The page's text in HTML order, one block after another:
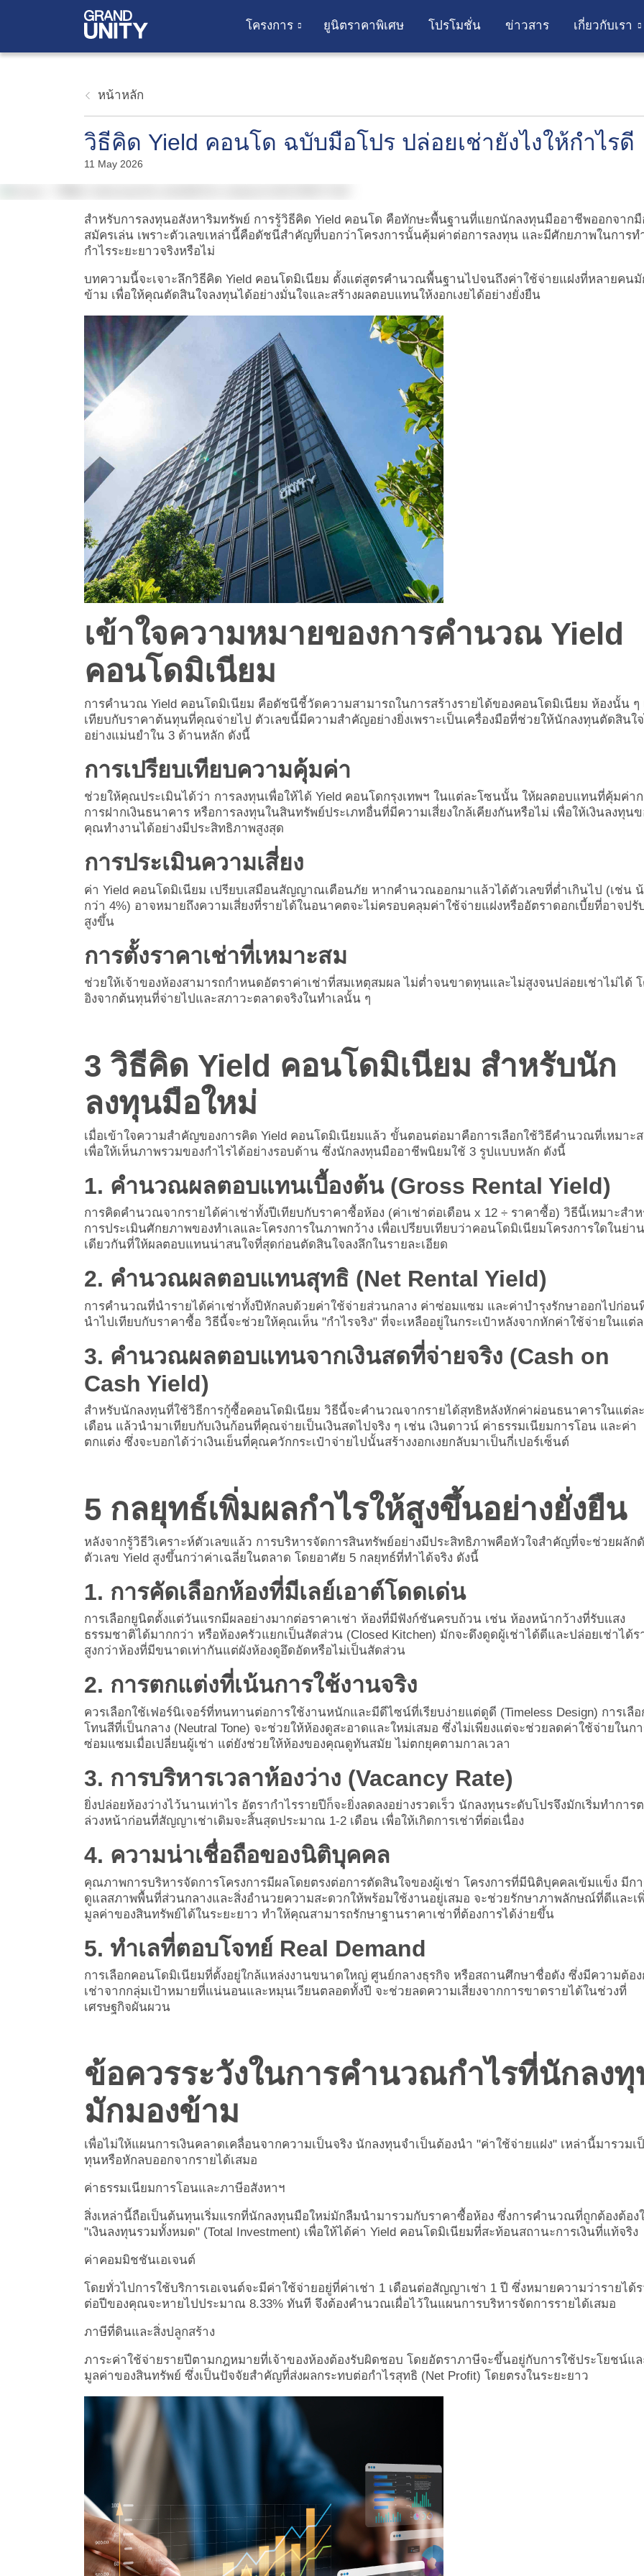
โครงการ ยูนิตราคาพิเศษ โปรโมชั่น ข่าวสาร เกี่ยวกับเรา
หน้าหลัก
วิธีคิด Yield คอนโด ฉบับมือโปร ปล่อยเช่ายังไงให้กำไรดี
11 May 2026
สำหรับการลงทุนอสังหาริมทรัพย์ การรู้วิธีคิด Yield คอนโด คือทักษะพื้นฐานที่แยกนักลงทุนมืออาชีพออกจากมื
สมัครเล่น เพราะตัวเลขเหล่านี้คือดัชนีสำคัญที่บอกว่าโครงการนั้นคุ้มค่าต่อการลงทุน และมีศักยภาพในการท
กำไรระยะยาวจริงหรือไม่
บทความนี้จะเจาะลึกวิธีคิด Yield คอนโดมิเนียม ตั้งแต่สูตรคำนวณพื้นฐานไปจนถึงค่าใช้จ่ายแฝงที่หลายคนมั
ข้าม เพื่อให้คุณตัดสินใจลงทุนได้อย่างมั่นใจและสร้างผลตอบแทนให้งอกเงยได้อย่างยั่งยืน
เข้าใจความหมายของการคำนวณ Yield
คอนโดมิเนียม
การคำนวณ Yield คอนโดมิเนียม คือดัชนีชี้วัดความสามารถในการสร้างรายได้ของคอนโดมิเนียม ห้องนั้น ๆ
เทียบกับราคาต้นทุนที่คุณจ่ายไป ตัวเลขนี้มีความสำคัญอย่างยิ่งเพราะเป็นเครื่องมือที่ช่วยให้นักลงทุนตัดสินใ
อย่างแม่นยำใน 3 ด้านหลัก ดังนี้
การเปรียบเทียบความคุ้มค่า
ช่วยให้คุณประเมินได้ว่า การลงทุนเพื่อให้ได้ Yield คอนโดกรุงเทพฯ ในแต่ละโซนนั้น ให้ผลตอบแทนที่คุ้มค่า
การฝากเงินธนาคาร หรือการลงทุนในสินทรัพย์ประเภทอื่นที่มีความเสี่ยงใกล้เคียงกันหรือไม่ เพื่อให้เงินลงทุนข
คุณทำงานได้อย่างมีประสิทธิภาพสูงสุด
การประเมินความเสี่ยง
ค่า Yield คอนโดมิเนียม เปรียบเสมือนสัญญาณเตือนภัย หากคำนวณออกมาแล้วได้ตัวเลขที่ต่ำเกินไป (เช่น
กว่า 4%) อาจหมายถึงความเสี่ยงที่รายได้ในอนาคตจะไม่ครอบคลุมค่าใช้จ่ายแฝงหรืออัตราดอกเบี้ยที่อาจปรั
สูงขึ้น
การตั้งราคาเช่าที่เหมาะสม
ช่วยให้เจ้าของห้องสามารถกำหนดอัตราค่าเช่าที่สมเหตุสมผล ไม่ต่ำจนขาดทุนและไม่สูงจนปล่อยเช่าไม่ได้
อิงจากต้นทุนที่จ่ายไปและสภาวะตลาดจริงในทำเลนั้น ๆ
3 วิธีคิด Yield คอนโดมิเนียม สำหรับนัก
ลงทุนมือใหม่
เมื่อเข้าใจความสำคัญของการคิด Yield คอนโดมิเนียมแล้ว ขั้นตอนต่อมาคือการเลือกใช้วิธีคำนวณที่เหมาะ
เพื่อให้เห็นภาพรวมของกำไรได้อย่างรอบด้าน ซึ่งนักลงทุนมืออาชีพนิยมใช้ 3 รูปแบบหลัก ดังนี้
1. คำนวณผลตอบแทนเบื้องต้น (Gross Rental Yield)
การคิดคำนวณจากรายได้ค่าเช่าทั้งปีเทียบกับราคาซื้อห้อง (ค่าเช่าต่อเดือน x 12 ÷ ราคาซื้อ) วิธีนี้เหมาะสำ
การประเมินศักยภาพของทำเลและโครงการในภาพกว้าง เพื่อเปรียบเทียบว่าคอนโดมิเนียมโครงการใดในย่าน
เดียวกันที่ให้ผลตอบแทนน่าสนใจที่สุดก่อนตัดสินใจลงลึกในรายละเอียด
2. คำนวณผลตอบแทนสุทธิ (Net Rental Yield)
การคำนวณที่นำรายได้ค่าเช่าทั้งปีหักลบด้วยค่าใช้จ่ายส่วนกลาง ค่าซ่อมแซม และค่าบำรุงรักษาออกไปก่อน
นำไปเทียบกับราคาซื้อ วิธีนี้จะช่วยให้คุณเห็น "กำไรจริง" ที่จะเหลืออยู่ในกระเป๋าหลังจากหักค่าใช้จ่ายในแต่
3. คำนวณผลตอบแทนจากเงินสดที่จ่ายจริง (Cash on
Cash Yield)
สำหรับนักลงทุนที่ใช้วิธีการกู้ซื้อคอนโดมิเนียม วิธีนี้จะคำนวณจากรายได้สุทธิหลังหักค่าผ่อนธนาคารในแต่ละ
เดือน แล้วนำมาเทียบกับเงินก้อนที่คุณจ่ายเป็นเงินสดไปจริง ๆ เช่น เงินดาวน์ ค่าธรรมเนียมการโอน และค่า
ตกแต่ง ซึ่งจะบอกได้ว่าเงินเย็นที่คุณควักกระเป๋าจ่ายไปนั้นสร้างงอกเงยกลับมาเป็นกี่เปอร์เซ็นต์
5 กลยุทธ์เพิ่มผลกำไรให้สูงขึ้นอย่างยั่งยืน
หลังจากรู้วิธีวิเคราะห์ตัวเลขแล้ว การบริหารจัดการสินทรัพย์อย่างมีประสิทธิภาพคือหัวใจสำคัญที่จะช่วยผลัก
ตัวเลข Yield สูงขึ้นกว่าค่าเฉลี่ยในตลาด โดยอาศัย 5 กลยุทธ์ที่ทำได้จริง ดังนี้
1. การคัดเลือกห้องที่มีเลย์เอาต์โดดเด่น
การเลือกยูนิตตั้งแต่วันแรกมีผลอย่างมากต่อราคาเช่า ห้องที่มีฟังก์ชันครบถ้วน เช่น ห้องหน้ากว้างที่รับแสง
ธรรมชาติได้มากกว่า หรือห้องครัวแยกเป็นสัดส่วน (Closed Kitchen) มักจะดึงดูดผู้เช่าได้ดีและปล่อยเช่าได้ร
สูงกว่าห้องที่มีขนาดเท่ากันแต่ผังห้องดูอึดอัดหรือไม่เป็นสัดส่วน
2. การตกแต่งที่เน้นการใช้งานจริง
ควรเลือกใช้เฟอร์นิเจอร์ที่ทนทานต่อการใช้งานหนักและมีดีไซน์ที่เรียบง่ายแต่ดูดี (Timeless Design) การเลือ
โทนสีที่เป็นกลาง (Neutral Tone) จะช่วยให้ห้องดูสะอาดและใหม่เสมอ ซึ่งไม่เพียงแต่จะช่วยลดค่าใช้จ่ายในก
ซ่อมแซมเมื่อเปลี่ยนผู้เช่า แต่ยังช่วยให้ห้องของคุณดูทันสมัย ไม่ตกยุคตามกาลเวลา
3. การบริหารเวลาห้องว่าง (Vacancy Rate)
ยิ่งปล่อยห้องว่างไว้นานเท่าไร อัตรากำไรรายปีก็จะยิ่งลดลงอย่างรวดเร็ว นักลงทุนระดับโปรจึงมักเริ่มทำการ
ล่วงหน้าก่อนที่สัญญาเช่าเดิมจะสิ้นสุดประมาณ 1-2 เดือน เพื่อให้เกิดการเช่าที่ต่อเนื่อง
4. ความน่าเชื่อถือของนิติบุคคล
คุณภาพการบริหารจัดการโครงการมีผลโดยตรงต่อการตัดสินใจของผู้เช่า โครงการที่มีนิติบุคคลเข้มแข็ง มีก
ดูแลสภาพพื้นที่ส่วนกลางและสิ่งอำนวยความสะดวกให้พร้อมใช้งานอยู่เสมอ จะช่วยรักษาภาพลักษณ์ที่ดีและเ
มูลค่าของสินทรัพย์ได้ในระยะยาว ทำให้คุณสามารถรักษาฐานราคาเช่าที่ต้องการได้ง่ายขึ้น
5. ทำเลที่ตอบโจทย์ Real Demand
การเลือกคอนโดมิเนียมที่ตั้งอยู่ใกล้แหล่งงานขนาดใหญ่ ศูนย์กลางธุรกิจ หรือสถานศึกษาชื่อดัง ซึ่งมีความต้อง
เช่าจากกลุ่มเป้าหมายที่แน่นอนและหมุนเวียนตลอดทั้งปี จะช่วยลดความเสี่ยงจากการขาดรายได้ในช่วงที่
เศรษฐกิจผันผวน
ข้อควรระวังในการคำนวณกำไรที่นักลงทุ
มักมองข้าม
เพื่อไม่ให้แผนการเงินคลาดเคลื่อนจากความเป็นจริง นักลงทุนจำเป็นต้องนำ "ค่าใช้จ่ายแฝง" เหล่านี้มารวมเ
ทุนหรือหักลบออกจากรายได้เสมอ
ค่าธรรมเนียมการโอนและภาษีอสังหาฯ
สิ่งเหล่านี้ถือเป็นต้นทุนเริ่มแรกที่นักลงทุนมือใหม่มักลืมนำมารวมกับราคาซื้อห้อง ซึ่งการคำนวณที่ถูกต้องต้อง
"เงินลงทุนรวมทั้งหมด" (Total Investment) เพื่อให้ได้ค่า Yield คอนโดมิเนียมที่สะท้อนสถานะการเงินที่แท้จริง
ค่าคอมมิชชันเอเจนต์
โดยทั่วไปการใช้บริการเอเจนต์จะมีค่าใช้จ่ายอยู่ที่ค่าเช่า 1 เดือนต่อสัญญาเช่า 1 ปี ซึ่งหมายความว่ารายได้
ต่อปีของคุณจะหายไปประมาณ 8.33% ทันที จึงต้องคำนวณเผื่อไว้ในแผนการบริหารจัดการรายได้เสมอ
ภาษีที่ดินและสิ่งปลูกสร้าง
ภาระค่าใช้จ่ายรายปีตามกฎหมายที่เจ้าของห้องต้องรับผิดชอบ โดยอัตราภาษีจะขึ้นอยู่กับการใช้ประโยชน์แล
มูลค่าของสินทรัพย์ ซึ่งเป็นปัจจัยสำคัญที่ส่งผลกระทบต่อกำไรสุทธิ (Net Profit) โดยตรงในระยะยาว